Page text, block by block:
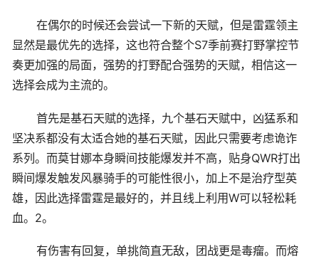
在偶尔的时候还会尝试一下新的天赋，但是雷霆领主
显然是最优先的选择，这也符合整个S7季前赛打野掌控节
奏更加强的局面，强势的打野配合强势的天赋，相信这一
选择会成为主流的。
首先是基石天赋的选择，九个基石天赋中，凶猛系和
坚决系都没有太适合她的基石天赋，因此只需要考虑诡诈
系列。而莫甘娜本身瞬间技能爆发并不高，贴身QWR打出
瞬间爆发触发风暴骑手的可能性很小，加上不是治疗型英
雄，因此选择雷霆是最好的，并且线上利用W可以轻松耗
血。2。
有伤害有回复，单挑简直无敌，团战更是毒瘤。而熔